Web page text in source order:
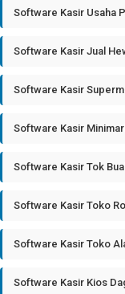
Software Kasir Usaha
Software Kasir Jual
Software Kasir
Software Kasir
Software Kasir Tok
Software Kasir Toko
Software Kasir Toko
Software Kasir Kios